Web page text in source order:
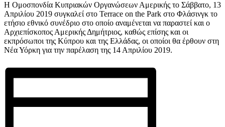
Η Ομοσπονδία Κυπριακών Οργανώσεων Αμερικής το Σάββατο, 13
Απριλίου 2019 συγκαλεί στο Terrace on the Park στο Φλάσινγκ το
ετήσιο εθνικό συνέδριο στο οποίο αναμένεται να παραστεί και ο
Αρχιεπίσκοπος Αμερικής Δημήτριος, καθώς επίσης και οι
εκπρόσωποι της Κύπρου και της Ελλάδας, οι οποίοι θα έρθουν στη
Νέα Υόρκη για την παρέλαση της 14 Απριλίου 2019.